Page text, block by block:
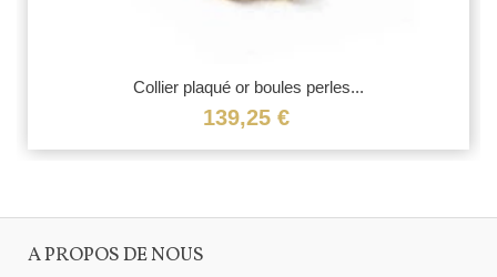
Collier plaqué or boules perles...
139,25 €
A PROPOS DE NOUS